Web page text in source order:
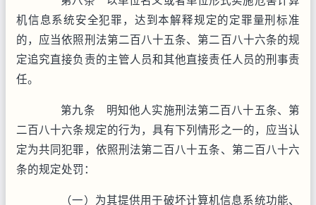
机信息系统安全犯罪，达到本解释规定的定罪量刑标准
的，应当依照刑法第二百八十五条、第二百八十六条的规
定追究直接负责的主管人员和其他直接责任人员的刑事责
任。
第九条 明知他人实施刑法第二百八十五条、第
二百八十六条规定的行为，具有下列情形之一的，应当认
定为共同犯罪，依照刑法第二百八十五条、第二百八十六
条的规定处罚：
（一）为其提供用于破坏计算机信息系统功能、